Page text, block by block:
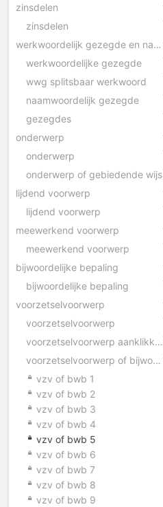
zinsdelen
zinsdelen
werkwoordelijk gezegde en naamwoordelijk gezegde
werkwoordelijke gezegde
wwg splitsbaar werkwoord
naamwoordelijk gezegde
gezegdes
onderwerp
onderwerp
onderwerp of gebiedende wijs
lijdend voorwerp
lijdend voorwerp
meewerkend voorwerp
meewerkend voorwerp
bijwoordelijke bepaling
bijwoordelijke bepaling
voorzetselvoorwerp
voorzetselvoorwerp
voorzetselvoorwerp aanklikken
voorzetselvoorwerp of bijwoordelijke bepaling
vzv of bwb 1
vzv of bwb 2
vzv of bwb 3
vzv of bwb 4
vzv of bwb 5
vzv of bwb 6
vzv of bwb 7
vzv of bwb 8
vzv of bwb 9